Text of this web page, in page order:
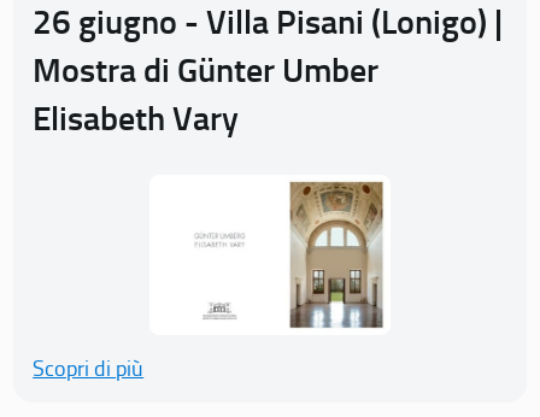
26 giugno - Villa Pisani (Lonigo) |
Mostra di Günter Umber
Elisabeth Vary
Scopri di più